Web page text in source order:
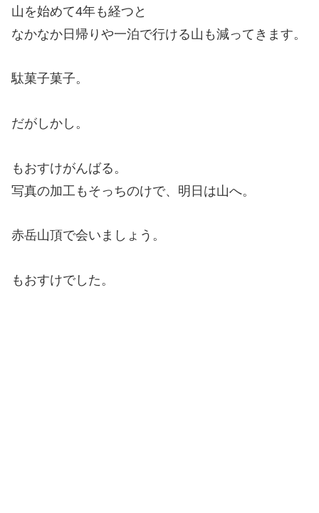
山を始めて4年も経つと
なかなか日帰りや一泊で行ける山も減ってきます。
駄菓子菓子。
だがしかし。
もおすけがんばる。
写真の加工もそっちのけで、明日は山へ。
赤岳山頂で会いましょう。
もおすけでした。